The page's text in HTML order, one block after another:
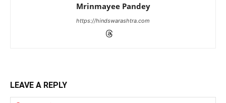
Mrinmayee Pandey
https://hindswarashtra.com
LEAVE A REPLY